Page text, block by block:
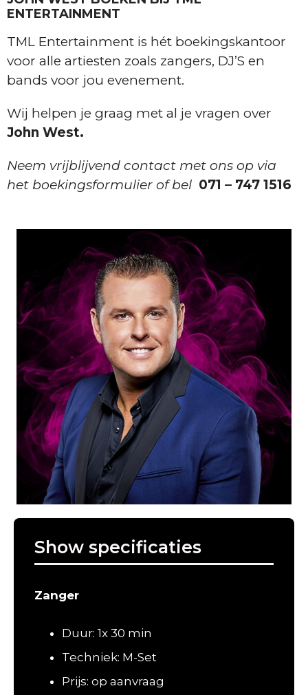
ENTERTAINMENT
TML Entertainment is hét boekingskantoor
voor alle artiesten zoals zangers, DJ’S en
bands voor jou evenement.
Wij helpen je graag met al je vragen over
John West.
Neem vrijblijvend contact met ons op via
het boekingsformulier of bel 071 – 747 1516
Show specificaties
Zanger
Duur: 1x 30 min
Techniek: M-Set
Prijs: op aanvraag